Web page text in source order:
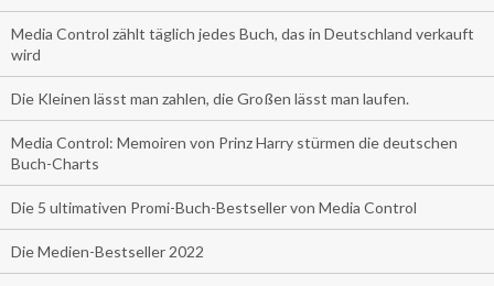
Media Control zählt täglich jedes Buch, das in Deutschland verkauft
wird
Die Kleinen lässt man zahlen, die Großen lässt man laufen.
Media Control: Memoiren von Prinz Harry stürmen die deutschen
Buch-Charts
Die 5 ultimativen Promi-Buch-Bestseller von Media Control
Die Medien-Bestseller 2022